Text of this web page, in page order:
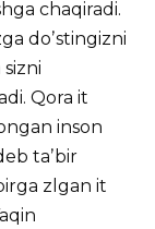
chaqiradi.
doʼstingizni
Qora it
inson
taʼbir
zlgan it